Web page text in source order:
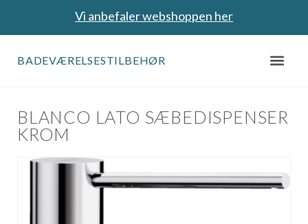
Vi anbefaler webshoppen her
BADEVÆRELSESTILBEHØR
BLANCO LATO SÆBEDISPENSER
KROM